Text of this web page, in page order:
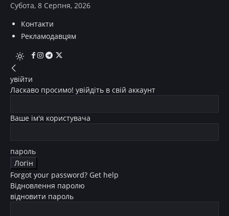
Субота, 8 Серпня, 2026
Контакти
Рекламодавцям
увійти
Ласкаво просимо! увійдіть в свій аккаунт
Ваше ім'я користувача
пароль
Forgot your password? Get help
Відновлення паролю
відновити пароль